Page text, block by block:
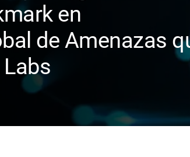
en
de Amenazas